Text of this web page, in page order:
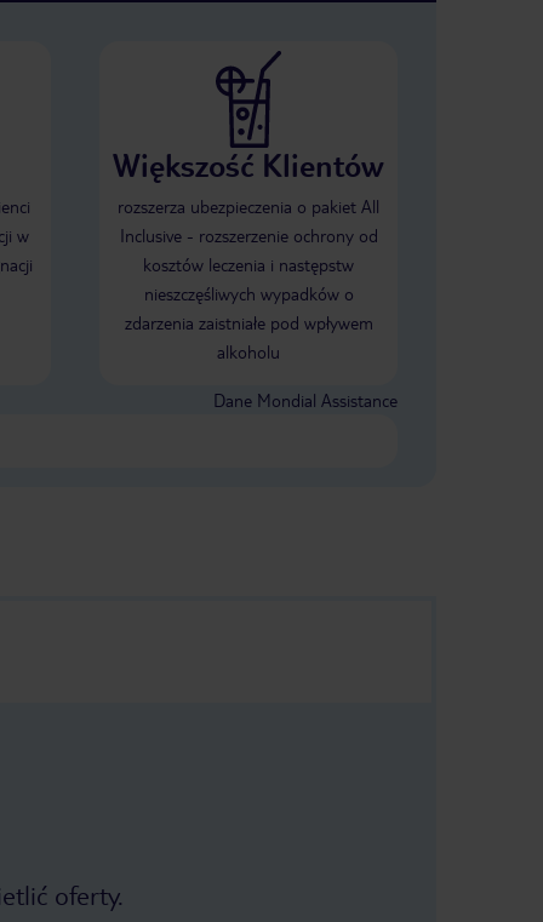
w
Większość Klientów
rozszerza ubezpieczenia o pakiet All
Inclusive - rozszerzenie ochrony od
kosztów leczenia i następstw
nieszczęśliwych wypadków o
zdarzenia zaistniałe pod wpływem
alkoholu
Dane Mondial Assistance
oferty.